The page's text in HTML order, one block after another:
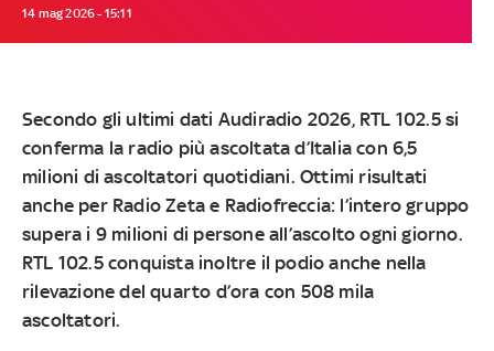
14 mag 2026 - 15:11
Secondo gli ultimi dati Audiradio 2026, RTL 102.5 si
conferma la radio più ascoltata d’Italia con 6,5
milioni di ascoltatori quotidiani. Ottimi risultati
anche per Radio Zeta e Radiofreccia: l’intero gruppo
supera i 9 milioni di persone all’ascolto ogni giorno.
RTL 102.5 conquista inoltre il podio anche nella
rilevazione del quarto d’ora con 508 mila
ascoltatori.